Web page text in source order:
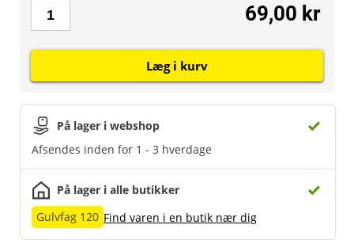
På lager i webshop
Afsendes inden for 1 - 3 hverdage
På lager i alle butikker
Gulvfag 120 Find varen i en butik nær dig
69,00 kr
Læg i kurv